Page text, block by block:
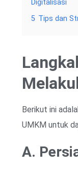
Digitalisasi
5 Tips dan
Berikut ini
UMKM untuk
A.